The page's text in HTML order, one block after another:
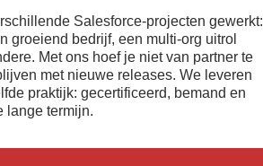
Salesforce-projecten gewerkt:
groeiend bedrijf, een multi-org uitrol
Met ons hoef je niet van partner te
met nieuwe releases. We leveren
praktijk: gecertificeerd, bemand en
lange termijn.